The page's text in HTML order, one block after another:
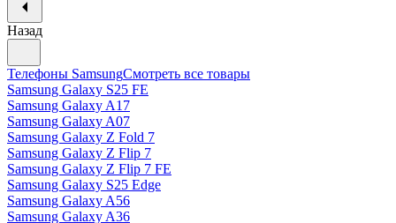
Назад
Телефоны SamsungСмотреть все товары
Samsung Galaxy S25 FE
Samsung Galaxy A17
Samsung Galaxy A07
Samsung Galaxy Z Fold 7
Samsung Galaxy Z Flip 7
Samsung Galaxy Z Flip 7 FE
Samsung Galaxy S25 Edge
Samsung Galaxy A56
Samsung Galaxy A36